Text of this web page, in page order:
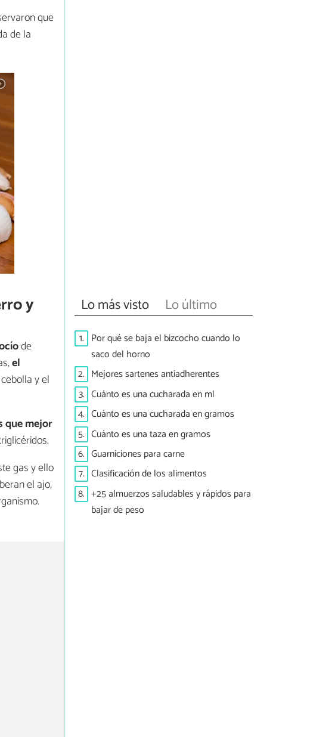
que
de la
y
de
el
y el
que mejor
gas y ello
el ajo,
Lo más visto Lo último
1. Por qué se baja el bizcocho cuando lo
saco del horno
2. Mejores sartenes antiadherentes
3. Cuánto es una cucharada en ml
4. Cuánto es una cucharada en gramos
5. Cuánto es una taza en gramos
6. Guarniciones para carne
7. Clasificación de los alimentos
8. +25 almuerzos saludables y rápidos para
bajar de peso